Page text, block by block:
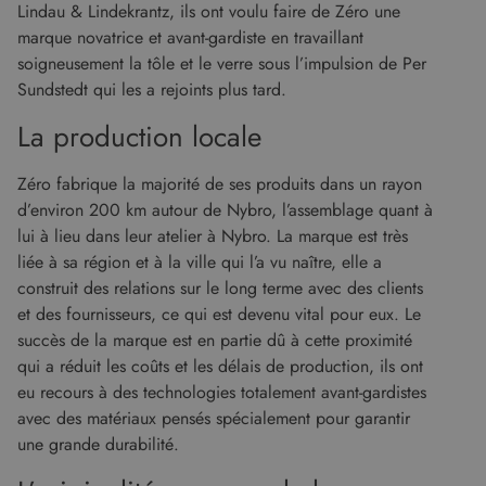
Lindau & Lindekrantz, ils ont voulu faire de Zéro une
marque novatrice et avant-gardiste en travaillant
soigneusement la tôle et le verre sous l’impulsion de Per
Sundstedt qui les a rejoints plus tard.
La production locale
Zéro fabrique la majorité de ses produits dans un rayon
d’environ 200 km autour de Nybro, l’assemblage quant à
lui à lieu dans leur atelier à Nybro. La marque est très
liée à sa région et à la ville qui l’a vu naître, elle a
construit des relations sur le long terme avec des clients
et des fournisseurs, ce qui est devenu vital pour eux. Le
succès de la marque est en partie dû à cette proximité
qui a réduit les coûts et les délais de production, ils ont
eu recours à des technologies totalement avant-gardistes
avec des matériaux pensés spécialement pour garantir
une grande durabilité.
des comptes. Le site Web ne peut pas être utilisé
correctement sans les cookies strictement
nécessaires.
Nom
Fournisseur
CookieScriptConsent
CookieScript
www.malouet.fr